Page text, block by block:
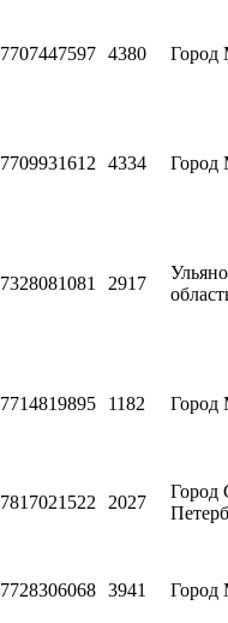
7707447597 4380 Город
7709931612 4334 Город
7328081081 2917
7714819895 1182 Город
7817021522 2027
Город
7728306068 3941 Город